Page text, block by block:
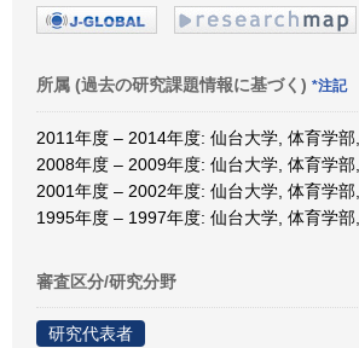
所属 (過去の研究課題情報に基づく) *注記
2011年度 – 2014年度: 仙台大学, 体育学
2008年度 – 2009年度: 仙台大学, 体育学
2001年度 – 2002年度: 仙台大学, 体育学
1995年度 – 1997年度: 仙台大学, 体育学
審査区分/研究分野
研究代表者